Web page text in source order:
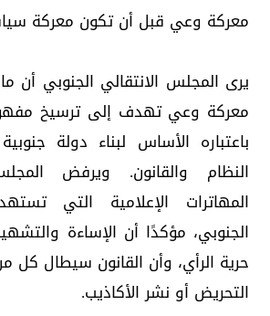
معركة وعي قبل أن تكون معركة
يرى المجلس الانتقالي الجنوبي أن
معركة وعي تهدف إلى ترسيخ
باعتباره الأساس لبناء دولة
النظام والقانون. ويرفض
المهاترات الإعلامية التي
الجنوبي، مؤكدًا أن الإساءة
حرية الرأي، وأن القانون سيطال
التحريض أو نشر الأكاذيب.